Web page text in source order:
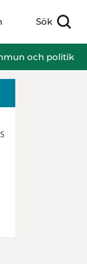
Sök
Visa sökfält
och politik